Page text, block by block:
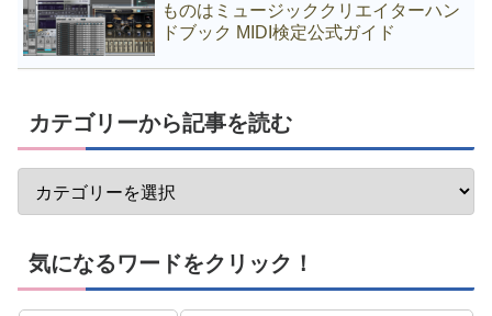
ものはミュージッククリエイターハン
ドブック MIDI検定公式ガイド
カテゴリーから記事を読む
気になるワードをクリック！